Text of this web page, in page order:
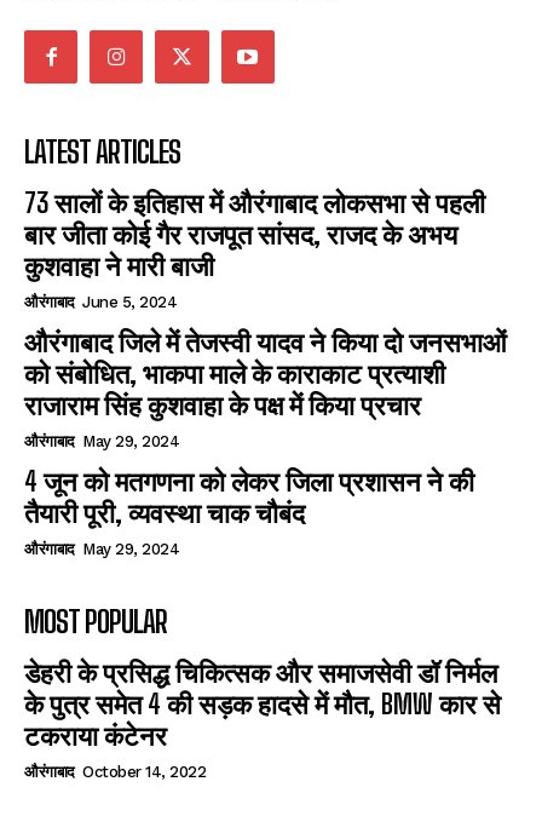
LATEST ARTICLES
73 सालों के इतिहास में औरंगाबाद लोकसभा से पहली
बार जीता कोई गैर राजपूत सांसद, राजद के अभय
कुशवाहा ने मारी बाजी
औरंगाबाद June 5, 2024
औरंगाबाद जिले में तेजस्वी यादव ने किया दो जनसभाओं
को संबोधित, भाकपा माले के काराकाट प्रत्याशी
राजाराम सिंह कुशवाहा के पक्ष में किया प्रचार
औरंगाबाद May 29, 2024
4 जून को मतगणना को लेकर जिला प्रशासन ने की
तैयारी पूरी, व्यवस्था चाक चौबंद
औरंगाबाद May 29, 2024
MOST POPULAR
डेहरी के प्रसिद्ध चिकित्सक और समाजसेवी डॉ निर्मल
के पुत्र समेत 4 की सड़क हादसे में मौत, BMW कार से
टकराया कंटेनर
औरंगाबाद October 14, 2022